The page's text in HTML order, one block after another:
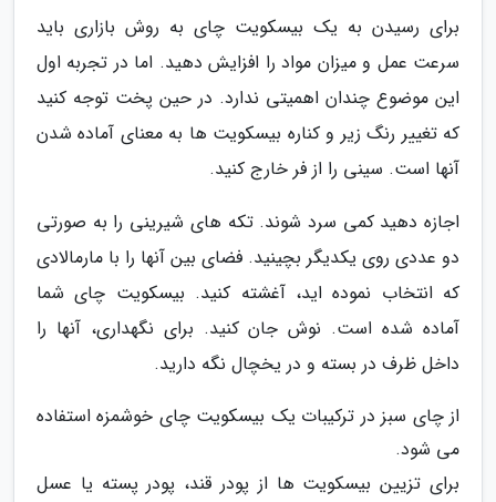
برای رسیدن به یک بیسکویت چای به روش بازاری باید
سرعت عمل و میزان مواد را افزایش دهید. اما در تجربه اول
این موضوع چندان اهمیتی ندارد. در حین پخت توجه کنید
که تغییر رنگ زیر و کناره بیسکویت ها به معنای آماده شدن
آنها است. سینی را از فر خارج کنید.
اجازه دهید کمی سرد شوند. تکه های شیرینی را به صورتی
دو عددی روی یکدیگر بچینید. فضای بین آنها را با مارمالادی
که انتخاب نموده اید، آغشته کنید. بیسکویت چای شما
آماده شده است. نوش جان کنید. برای نگهداری، آنها را
داخل ظرف در بسته و در یخچال نگه دارید.
از چای سبز در ترکیبات یک بیسکویت چای خوشمزه استفاده
می شود.
برای تزیین بیسکویت ها از پودر قند، پودر پسته یا عسل